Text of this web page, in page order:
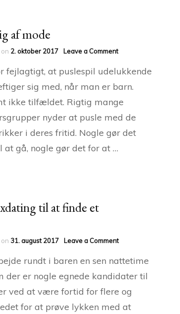
af mode
2. oktober 2017 Leave a Commenton
går
af
mode
fejlagtigt, at puslespil udelukkende
sig med, når man er barn.
ikke tilfældet. Rigtig mange
nyder at pusle med de
i deres fritid. Nogle gør det
gå, nogle gør det for at …
til at finde et
31. august 2017 Leave a Commenton
bruger
til
at
et
rundt i baren en sen nattetime
der er nogle egnede kandidater til
ved at være fortid for flere og
for at prøve lykken med at